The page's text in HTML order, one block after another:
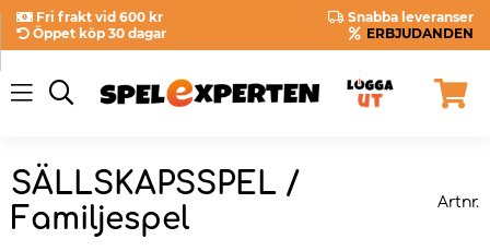
Fri frakt vid 600 kr
Snabba leveranser
Öppet köp 30 dagar
ERBJUDANDEN
SÄLLSKAPSSPEL /
Familjespel
Artnr.